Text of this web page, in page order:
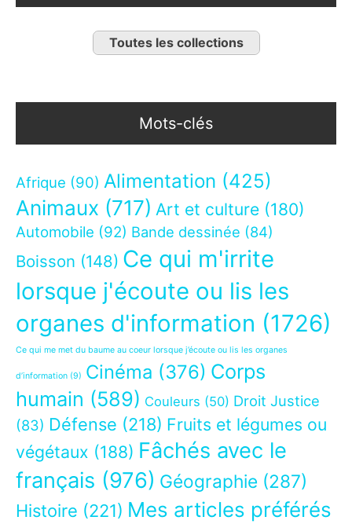
Toutes les collections
Mots-clés
Afrique (90) Alimentation (425)
Animaux (717) Art et culture (180)
Automobile (92) Bande dessinée (84)
Boisson (148) Ce qui m'irrite
lorsque j'écoute ou lis les
organes d'information (1726)
Ce qui me met du baume au coeur lorsque j’écoute ou lis les organes
d’information (9) Cinéma (376) Corps
humain (589) Couleurs (50) Droit Justice
(83) Défense (218) Fruits et légumes ou
végétaux (188) Fâchés avec le
français (976) Géographie (287)
Histoire (221) Mes articles préférés